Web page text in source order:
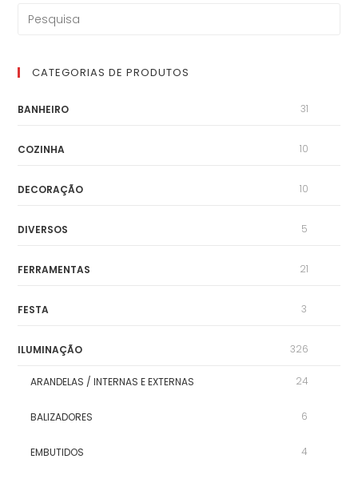
CATEGORIAS DE PRODUTOS
BANHEIRO 31
COZINHA 10
DECORAÇÃO 10
DIVERSOS 5
FERRAMENTAS 21
FESTA 3
ILUMINAÇÃO 326
ARANDELAS / INTERNAS E EXTERNAS 24
BALIZADORES 6
EMBUTIDOS 4